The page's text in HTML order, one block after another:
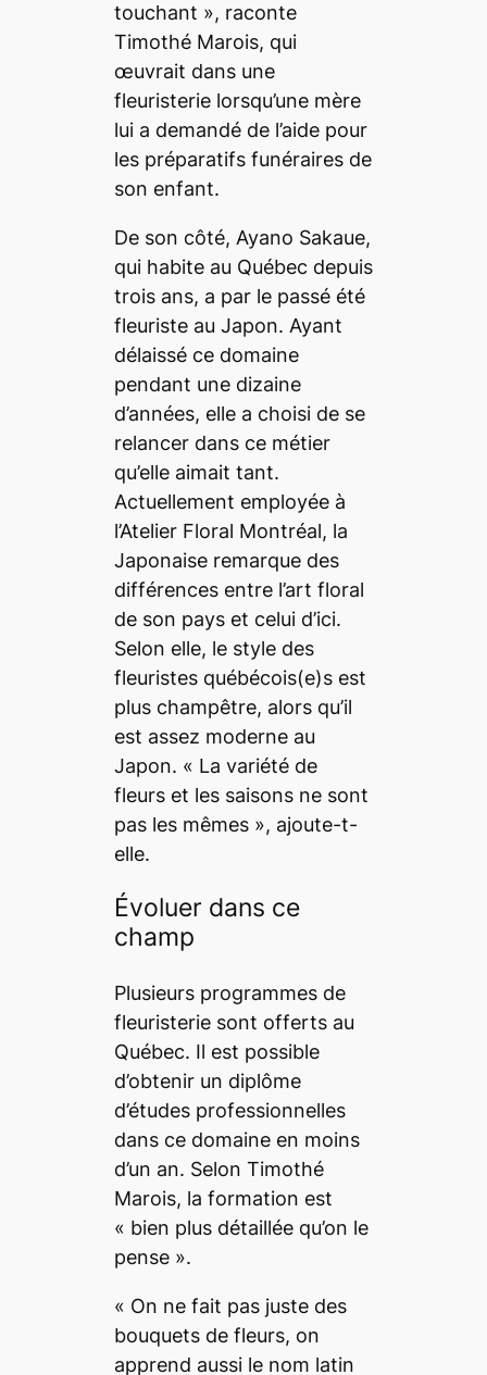
touchant », raconte
Timothé Marois, qui
œuvrait dans une
fleuristerie lorsqu’une mère
lui a demandé de l’aide pour
les préparatifs funéraires de
son enfant.
De son côté, Ayano Sakaue,
qui habite au Québec depuis
trois ans, a par le passé été
fleuriste au Japon. Ayant
délaissé ce domaine
pendant une dizaine
d’années, elle a choisi de se
relancer dans ce métier
qu’elle aimait tant.
Actuellement employée à
l’Atelier Floral Montréal, la
Japonaise remarque des
différences entre l’art floral
de son pays et celui d’ici.
Selon elle, le style des
fleuristes québécois(e)s est
plus champêtre, alors qu’il
est assez moderne au
Japon. « La variété de
fleurs et les saisons ne sont
pas les mêmes », ajoute-t-
elle.
Évoluer dans ce
champ
Plusieurs programmes de
fleuristerie sont offerts au
Québec. Il est possible
d’obtenir un diplôme
d’études professionnelles
dans ce domaine en moins
d’un an. Selon Timothé
Marois, la formation est
« bien plus détaillée qu’on le
pense ».
« On ne fait pas juste des
bouquets de fleurs, on
apprend aussi le nom latin